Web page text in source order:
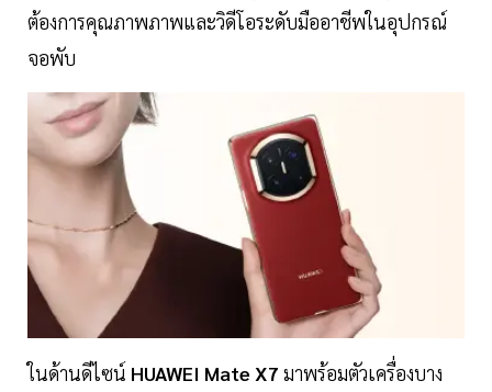
ต้องการคุณภาพภาพและวิดีโอระดับมืออาชีพในอุปกรณ์
จอพับ
ในด้านดีไซน์ HUAWEI Mate X7 มาพร้อมตัวเครื่องบาง